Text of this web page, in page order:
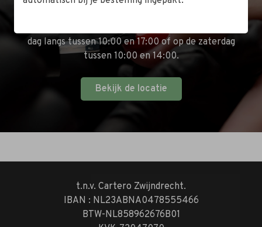
dag langs tussen 10:00 en 17:00 of op de zaterdag
tussen 10:00 en 14:00.
Bekijk de locatie
t.n.v. Cartero Zwijndrecht.
IBAN : NL23ABNA0478555466
BTW-NL858962676B01